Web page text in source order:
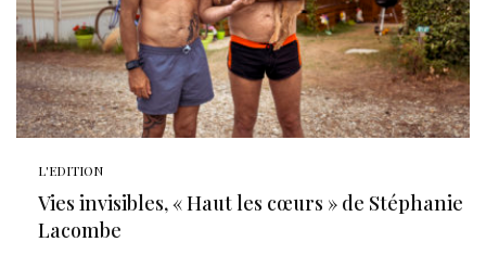
L'EDITION
Vies invisibles, « Haut les cœurs » de Stéphanie
Lacombe